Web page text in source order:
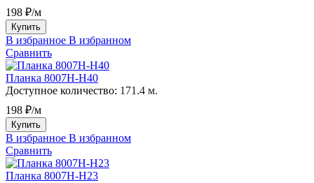
198 ₽/м
Купить
В избранное В избранном
Сравнить
Планка 8007H-H40
Доступное количество: 171.4 м.
198 ₽/м
Купить
В избранное В избранном
Сравнить
Планка 8007H-H23